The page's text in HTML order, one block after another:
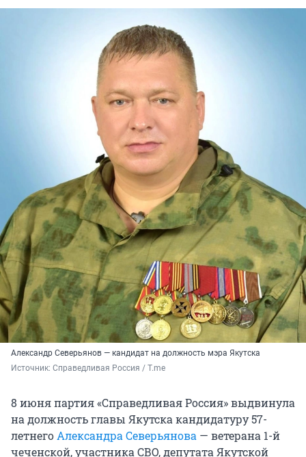
Александр Северьянов — кандидат на должность мэра Якутска
Источник: Справедливая Россия / T.me
8 июня партия «Справедливая Россия» выдвинула
на должность главы Якутска кандидатуру 57-
летнего Александра Северьянова — ветерана 1-й
чеченской, участника СВО, депутата Якутской